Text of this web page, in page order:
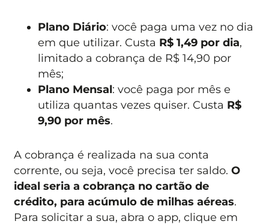
Plano Diário: você paga uma vez no dia
em que utilizar. Custa R$ 1,49 por dia,
limitado a cobrança de R$ 14,90 por
mês;
Plano Mensal: você paga por mês e
utiliza quantas vezes quiser. Custa R$
9,90 por mês.
A cobrança é realizada na sua conta
corrente, ou seja, você precisa ter saldo.O
ideal seria a cobrança no cartão de
crédito, para acúmulo de milhas aéreas.
Para solicitar a sua, abra o app, clique em